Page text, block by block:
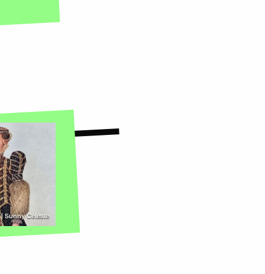
Sunny Celeste